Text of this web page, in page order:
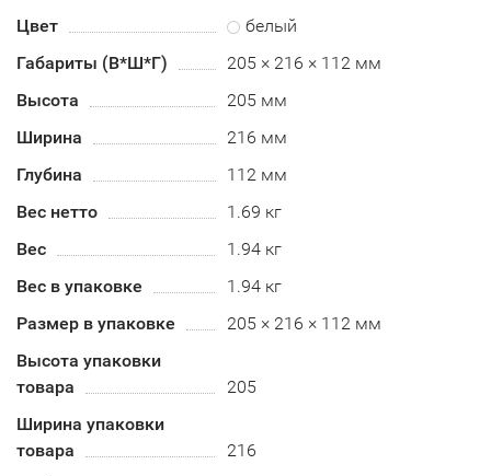
Цвет
белый
Габариты (В*Ш*Г)
205 × 216 × 112 мм
Высота
205 мм
Ширина
216 мм
Глубина
112 мм
Вес нетто
1.69 кг
Вес
1.94 кг
Вес в упаковке
1.94 кг
Размер в упаковке
205 × 216 × 112 мм
Высота упаковки
товара
205
Ширина упаковки
товара
216